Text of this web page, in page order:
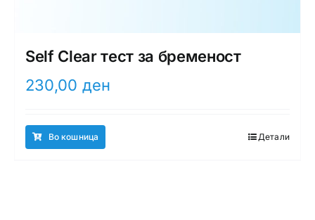
Self Clear тест за бременост
230,00 ден
Во кошница Детали